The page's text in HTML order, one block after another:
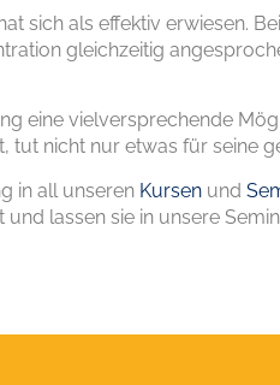
sich als effektiv erwiesen.
gleichzeitig
eine vielversprechende
nicht nur etwas für seine
in all unseren Kursen und
lassen sie in unsere